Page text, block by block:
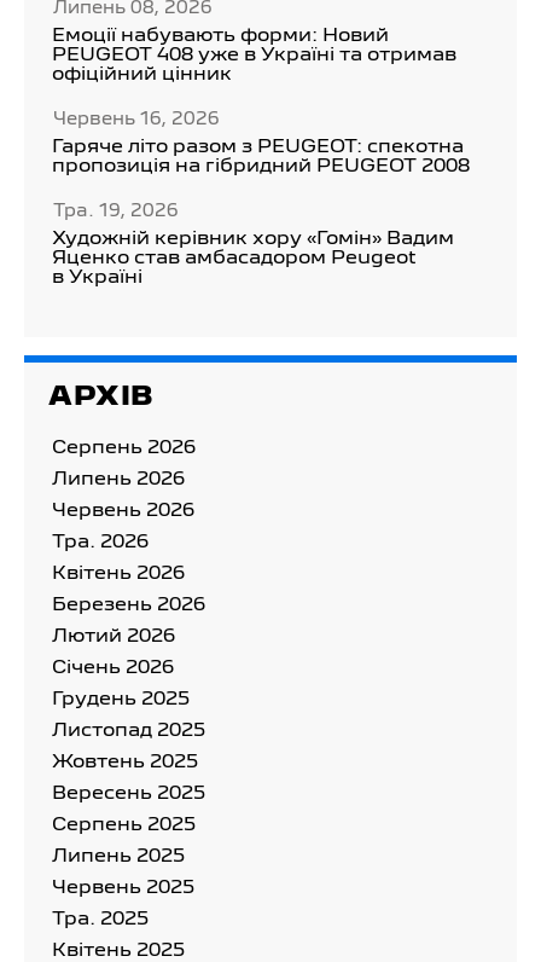
Липень 08, 2026
Емоції набувають форми: Новий
PEUGEOT 408 уже в Україні та отримав
офіційний цінник
Червень 16, 2026
Гаряче літо разом з PEUGEOT: спекотна
пропозиція на гібридний PEUGEOT 2008
Тра. 19, 2026
Художній керівник хору «Гомін» Вадим
Яценко став амбасадором Peugeot
в Україні
АРХІВ
Серпень 2026
Липень 2026
Червень 2026
Тра. 2026
Квітень 2026
Березень 2026
Лютий 2026
Cічень 2026
Грудень 2025
Листопад 2025
Жовтень 2025
Вересень 2025
Серпень 2025
Липень 2025
Червень 2025
Тра. 2025
Квітень 2025